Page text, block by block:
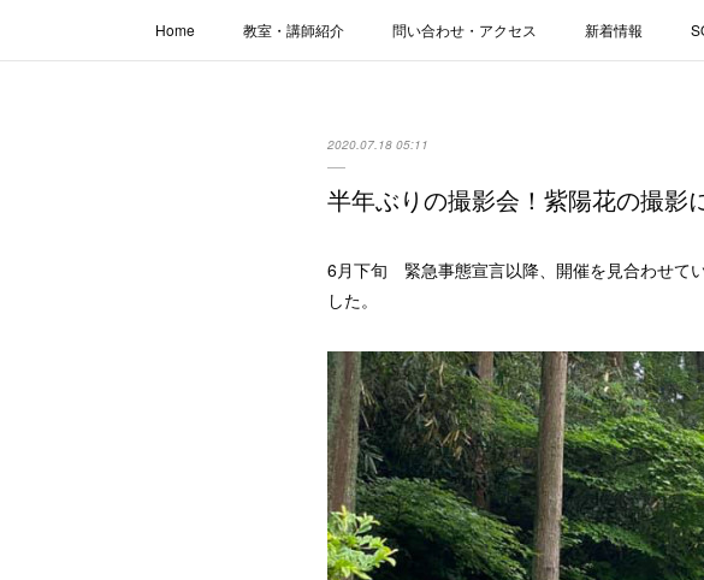
Home 教室・講師紹介 問い合わせ・アクセス 新着情報
2020.07.18 05:11
半年ぶりの撮影会！紫陽花の撮影
6月下旬 緊急事態宣言以降、開催を見合わせて
した。